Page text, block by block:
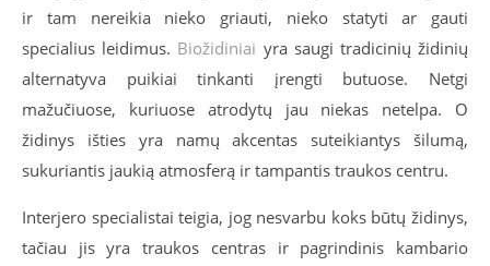
ir tam nereikia nieko griauti, nieko statyti ar gauti
specialius leidimus. Biožidiniai yra saugi tradicinių židinių
alternatyva puikiai tinkanti įrengti butuose. Netgi
mažučiuose, kuriuose atrodytų jau niekas netelpa. O
židinys išties yra namų akcentas suteikiantys šilumą,
sukuriantis jaukią atmosferą ir tampantis traukos centru.
Interjero specialistai teigia, jog nesvarbu koks būtų židinys,
tačiau jis yra traukos centras ir pagrindinis kambario